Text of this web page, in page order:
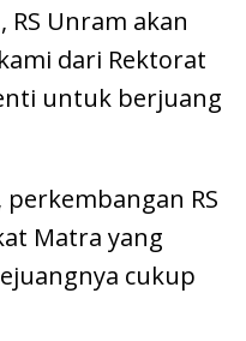
RS Unram akan
dari Rektorat
untuk berjuang
RS
Matra yang
cukup